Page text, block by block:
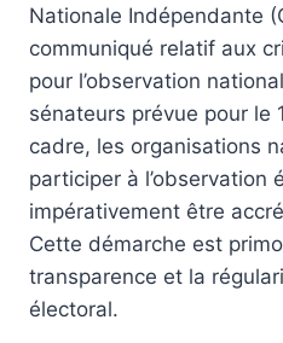
Nationale Indépendante
communiqué relatif aux
pour l’observation
sénateurs prévue pour le
cadre, les organisations
participer à l’observation
impérativement être
Cette démarche est
transparence et la
électoral.